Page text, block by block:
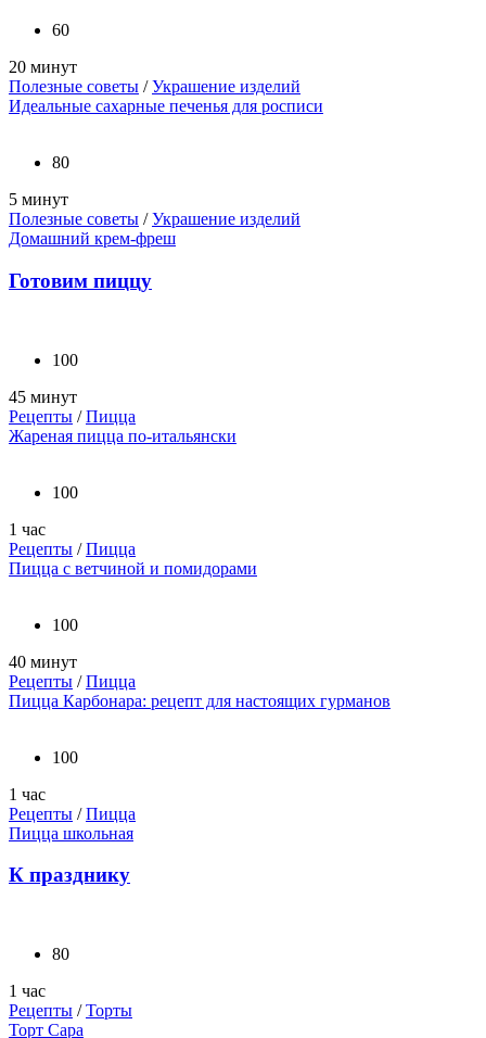
60
20 минут
Полезные советы /Украшение изделий
Идеальные сахарные печенья для росписи
80
5 минут
Полезные советы /Украшение изделий
Домашний крем-фреш
Готовим пиццу
100
45 минут
Рецепты /Пицца
Жареная пицца по-итальянски
100
1 час
Рецепты /Пицца
Пицца с ветчиной и помидорами
100
40 минут
Рецепты /Пицца
Пицца Карбонара: рецепт для настоящих гурманов
100
1 час
Рецепты /Пицца
Пицца школьная
К празднику
80
1 час
Рецепты /Торты
Торт Сара